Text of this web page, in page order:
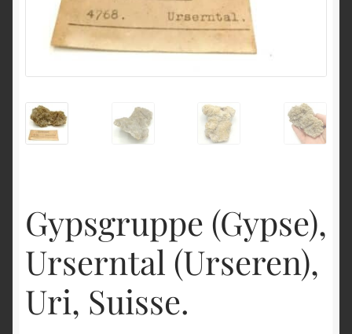
Gypsgruppe (Gypse),
Urserntal (Urseren),
Uri, Suisse.